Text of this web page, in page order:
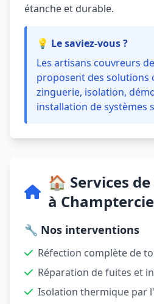
étanche et durable.
💡 Le saviez-vous ?
Les artisans couvreurs
proposent des solutions
zinguerie, isolation,
installation de systèmes
🏠 Services
à
🔧 Nos interventions
Réfection complète de
Réparation de fuites et
Isolation thermique par